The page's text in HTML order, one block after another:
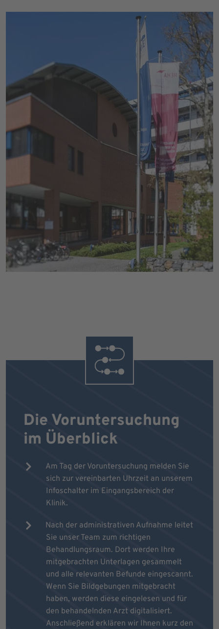
Die Voruntersuchung
im Überblick
Am Tag der Voruntersuchung melden Sie
sich zur vereinbarten Uhrzeit an unserem
Infoschalter im Eingangsbereich der
Klinik.
Nach der administrativen Aufnahme leitet
Sie unser Team zum richtigen
Behandlungsraum. Dort werden Ihre
mitgebrachten Unterlagen gesammelt
und alle relevanten Befunde eingescannt.
Wenn Sie Bildgebungen mitgebracht
haben, werden diese eingelesen und für
den behandelnden Arzt digitalisiert.
Anschließend erklären wir Ihnen kurz den